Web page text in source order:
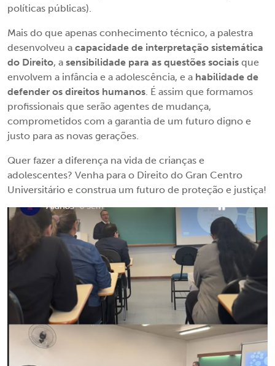
políticas públicas).
Mais do que apenas conhecimento técnico, a palestra
desenvolveu a capacidade de interpretação sistemática
do Direito, a sensibilidade para as questões sociais que
envolvem a infância e a adolescência, e a habilidade de
defender os direitos humanos. É assim que formamos
profissionais que serão agentes de mudança,
comprometidos com a garantia de um futuro digno e
justo para as novas gerações.
Quer fazer a diferença na vida de crianças e
adolescentes? Venha para o Direito do Gran Centro
Universitário e construa um futuro de proteção e justiça!